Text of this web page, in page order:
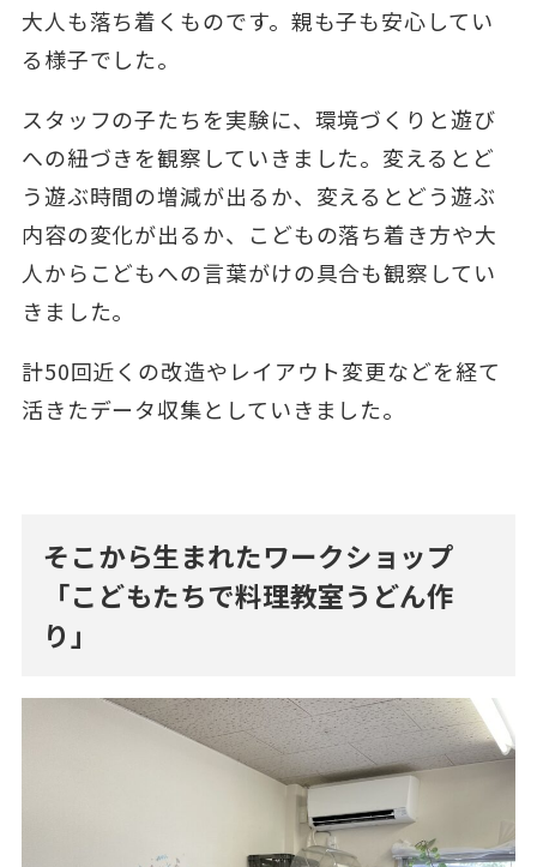
大人も落ち着くものです。親も子も安心してい
る様子でした。
スタッフの子たちを実験に、環境づくりと遊び
への紐づきを観察していきました。変えるとど
う遊ぶ時間の増減が出るか、変えるとどう遊ぶ
内容の変化が出るか、こどもの落ち着き方や大
人からこどもへの言葉がけの具合も観察してい
きました。
計50回近くの改造やレイアウト変更などを経て
活きたデータ収集としていきました。
そこから生まれたワークショップ
「こどもたちで料理教室うどん作
り」